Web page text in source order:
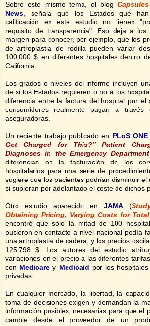
Sobre este mismo tema, el blog
News
señala que los Estados que
calificación en este estudio no tienen
requisito de transparencia". Eso deja a los
margen para conocer, por ejemplo, que los
de artroplastia de rodilla pueden variar
100.000 $ en diferentes hospitales dentro
California.
Los grados o niveles del informe incluyen
de si los Estados requieren o no a los
diferencia entre la factura del hospital por el
consumidores realmente pagan a través
aseguradoras.
Un reciente trabajo publicado en PLoS ONE
Get Charged for This?” Patient
Diagnoses in the Emergency Department
diferencias en la facturación de los
hospitalarios para una serie de
sugiere que los pacientes podrían disminuir el
si supieran por adelantado el coste de dichos
Otro estudio aparecido en JAMA(
Obtaining Pricing, Varying Costs for
encontró que sólo la mitad de 100
pusieron en contacto a nivel nacional podía
una artroplastia de cadera, y los precios
125.798 $. Los autores del estudio
variaciones en el precio a las diferentes
con Medicare y Medicaid por los
privadas.
En cualquier mercado, la libertad, la
toma de decisiones exigen y demandan la
información posibles, necesarias para que el
cambie desde el
proveedor de un